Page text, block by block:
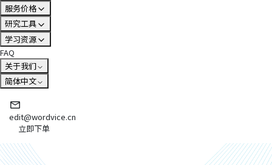
服务价格
研究工具
学习资源
FAQ
关于我们
简体中文
edit@wordvice.cn
立即下单